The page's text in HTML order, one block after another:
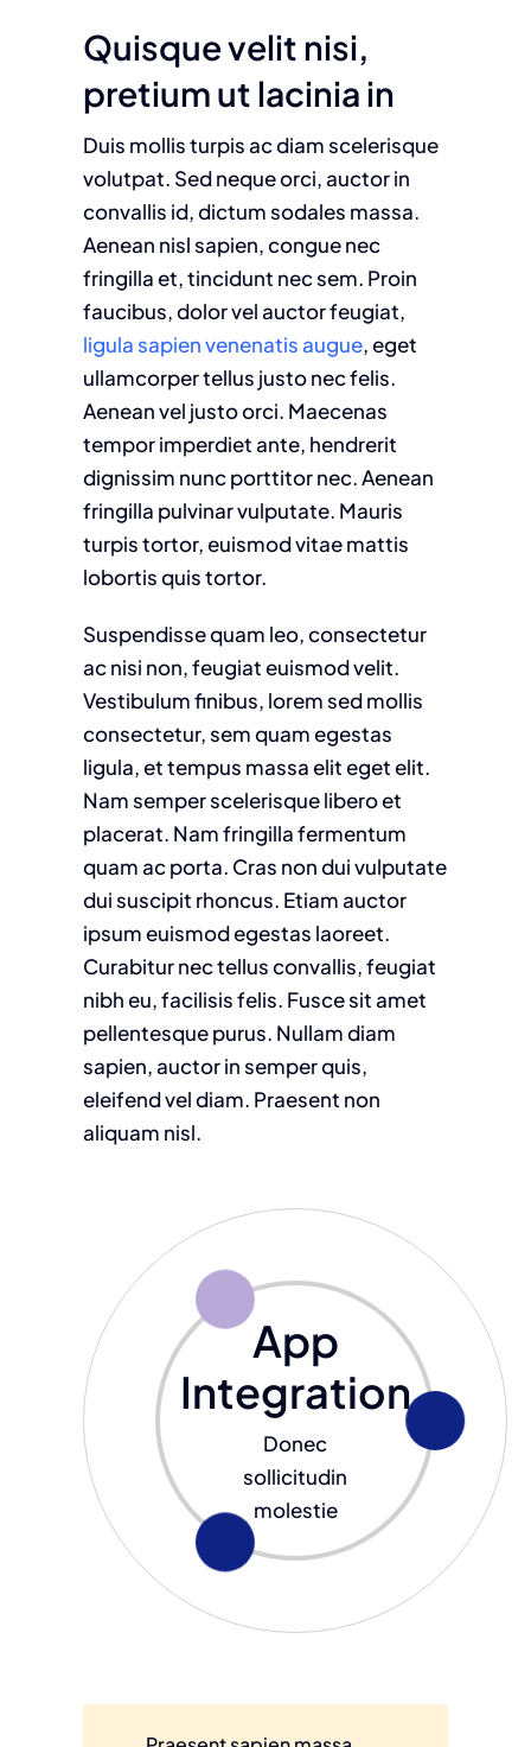
Quisque velit nisi,
pretium ut lacinia in
Duis mollis turpis ac diam scelerisque
volutpat. Sed neque orci, auctor in
convallis id, dictum sodales massa.
Aenean nisl sapien, congue nec
fringilla et, tincidunt nec sem. Proin
faucibus, dolor vel auctor feugiat,
ligula sapien venenatis augue, eget
ullamcorper tellus justo nec felis.
Aenean vel justo orci. Maecenas
tempor imperdiet ante, hendrerit
dignissim nunc porttitor nec. Aenean
fringilla pulvinar vulputate. Mauris
turpis tortor, euismod vitae mattis
lobortis quis tortor.
Suspendisse quam leo, consectetur
ac nisi non, feugiat euismod velit.
Vestibulum finibus, lorem sed mollis
consectetur, sem quam egestas
ligula, et tempus massa elit eget elit.
Nam semper scelerisque libero et
placerat. Nam fringilla fermentum
quam ac porta. Cras non dui vulputate
dui suscipit rhoncus. Etiam auctor
ipsum euismod egestas laoreet.
Curabitur nec tellus convallis, feugiat
nibh eu, facilisis felis. Fusce sit amet
pellentesque purus. Nullam diam
sapien, auctor in semper quis,
eleifend vel diam. Praesent non
aliquam nisl.
App
Integration
Donec
sollicitudin
molestie